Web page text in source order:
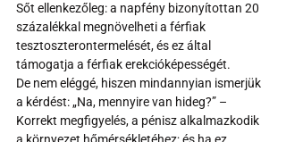
Sőt ellenkezőleg: a napfény bizonyítottan 20
százalékkal megnövelheti a férfiak
tesztoszterontermelését, és ez által
támogatja a férfiak erekcióképességét.
De nem eléggé, hiszen mindannyian ismerjük
a kérdést: „Na, mennyire van hideg?” –
Korrekt megfigyelés, a pénisz alkalmazkodik